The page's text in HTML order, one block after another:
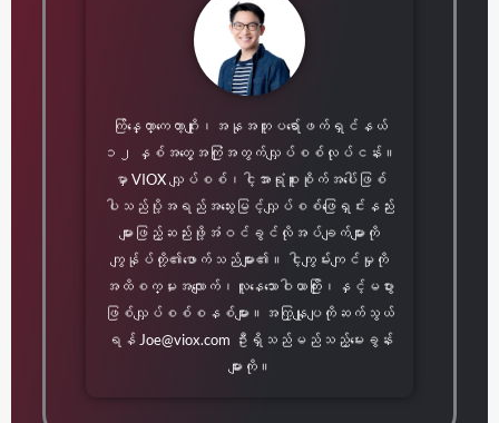
ကြ်န္ေတာ္ကေတာ့ဂျိုး၊အနုအတူပရော်ဖက်ရှင်နယ်
၁၂ နှစ်အတွေ့အကြုံအတွက်လျှပ်စစ်လုပ်ငန်း။
မှာ VIOX လျှပ်စစ်၊ငါ့အာရုံစူးစိုက်အပေါ်ဖြစ်
ပါသည်ပို့အရည်အသွေးမြင့်လျှပ်စစ်ဖြေရှင်းနည်း
များဖြည့်ဆည်းဖို့အံဝင်ခွင်လိုအပ်ချက်များကို
ကျွန်ုပ်တို့၏ဖောက်သည်များ၏။ ငါ့ကျွမ်းကျင်မှုကို
အထိစက္မႈအလျောက်၊လူနေသောဝါယာကြိုး၊နှင့်မပွား
ဖြစ်လျှပ်စစ်စနစ်များ။အကြှနျုပျကိုဆက်သွယ်
ရန်Joe@viox.com ဦးရှိသည်မည်သည့်မေးခွန်း
များကို။